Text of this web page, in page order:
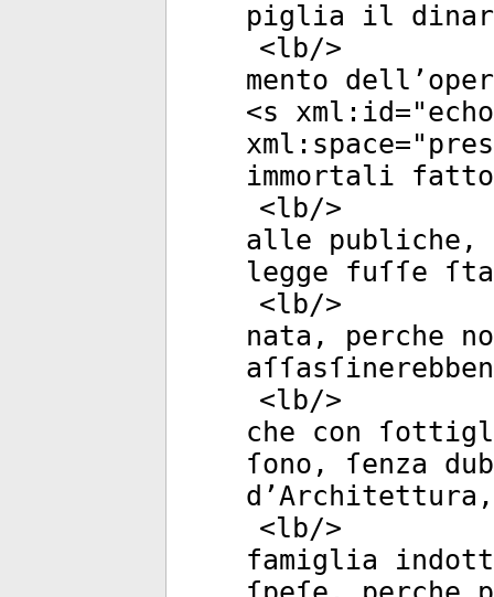
piglia il
<lb/>
mento
<s xml:id="
xml:space="
immortali fatto
<lb/>
alle publiche,
legge fuſſe
<lb/>
nata, perche
<lb/>
che con
ſono, ſenza
<lb/>
famiglia